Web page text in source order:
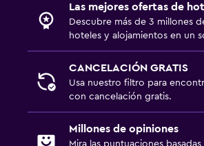
Las mejores ofertas de
Descubre más de 3 millones
hoteles y alojamientos en un
CANCELACIÓN GRATIS
Usa nuestro filtro para
con cancelación gratis.
Millones de opiniones
Mira las puntuaciones